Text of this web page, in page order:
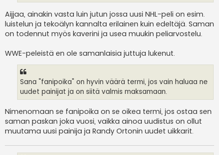
Aijjaa, ainakin vasta luin jutun jossa uusi NHL-peli on esim.
luistelun ja tekoälyn kannalta erilainen kuin edeltäjä. Saman
on todennut myös kaverini ja usea muukin peliarvostelu.
WWE-peleistä en ole samanlaisia juttuja lukenut.
Sana "fanipoika" on hyvin väärä termi, jos vain haluaa ne
uudet painijat ja on siitä valmis maksamaan.
Nimenomaan se fanipoika on se oikea termi, jos ostaa sen
saman paskan joka vuosi, vaikka ainoa uudistus on ollut
muutama uusi painija ja Randy Ortonin uudet uikkarit.